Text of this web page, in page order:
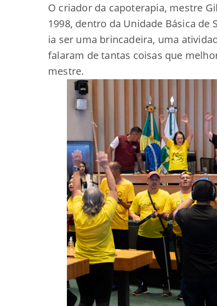
O criador da capoterapia, mestre
1998, dentro da Unidade Básica de
ia ser uma brincadeira, uma
falaram de tantas coisas que
mestre.